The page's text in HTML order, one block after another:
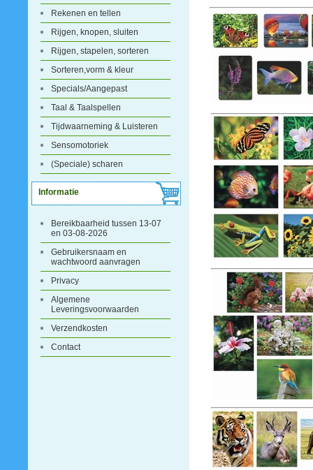
Rekenen en tellen
Rijgen, knopen, sluiten
Rijgen, stapelen, sorteren
Sorteren,vorm & kleur
Specials/Aangepast
Taal & Taalspellen
Tijdwaarneming & Luisteren
Sensomotoriek
(Speciale) scharen
Informatie
Bereikbaarheid tussen 13-07
en 03-08-2026
Gebruikersnaam en
wachtwoord aanvragen
Privacy
Algemene
Leveringsvoorwaarden
Verzendkosten
Contact